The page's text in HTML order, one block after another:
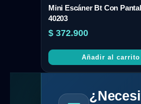
Mini Escáner Bt Con
40203
$ 372.900
Añadir al carrito